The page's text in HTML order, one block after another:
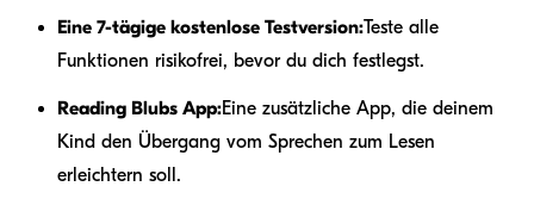
Eine 7-tägige kostenlose Testversion:Teste alle
Funktionen risikofrei, bevor du dich festlegst.
Reading Blubs App:Eine zusätzliche App, die deinem
Kind den Übergang vom Sprechen zum Lesen
erleichtern soll.